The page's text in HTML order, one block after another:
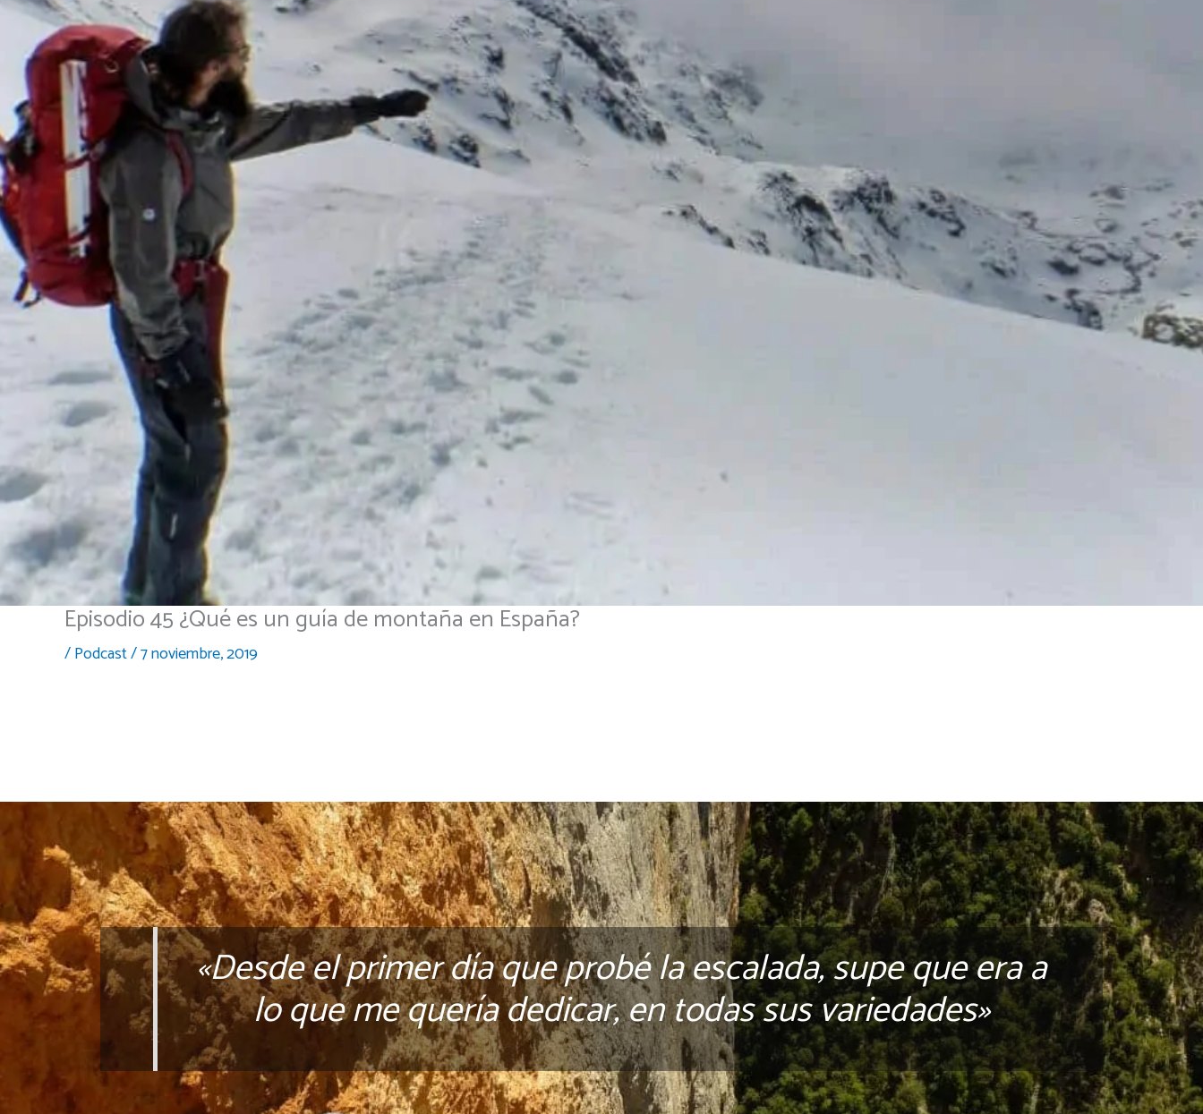
Episodio 45 ¿Qué es un guía de montaña en España?
/Podcast/7 noviembre, 2019
«Desde el primer día que probé la escalada, supe que era a
lo que me quería dedicar, en todas sus variedades»